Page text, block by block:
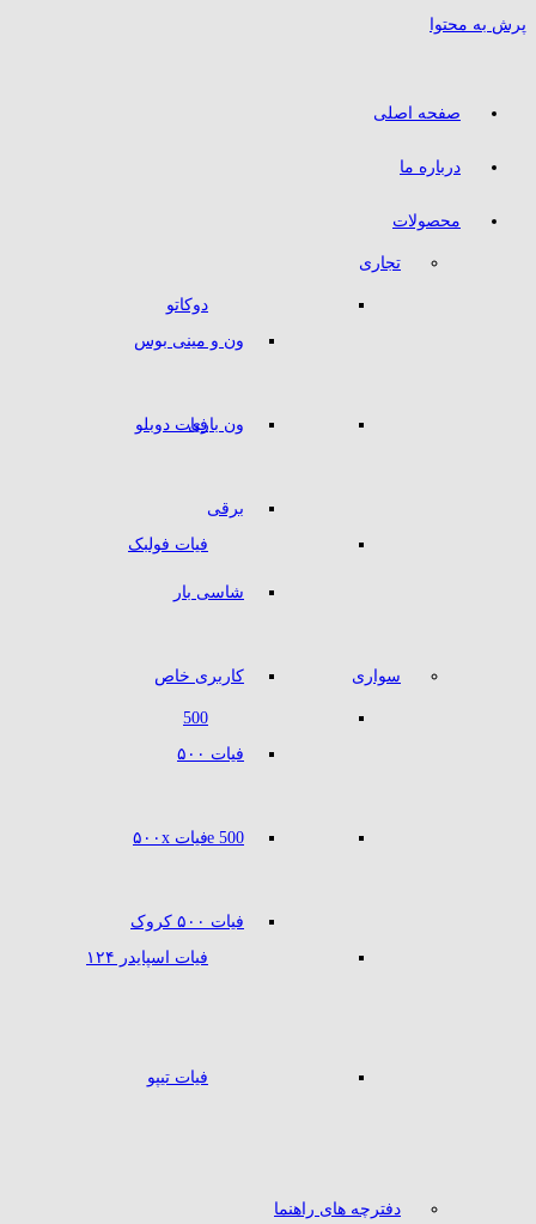
پرش به محتوا
صفحه اصلی
درباره ما
محصولات
تجاری
دوکاتو
ون و مینی بوس
ون باری
برقی
شاسی بار
کاربری خاص
فیات دوبلو
فیات فولبک
سواری
500
فیات ۵۰۰
500 e
فیات ۵۰۰ کروک
فیات ۵۰۰x
فیات اسپایدر ۱۲۴
فیات تیپو
دفترچه های راهنما